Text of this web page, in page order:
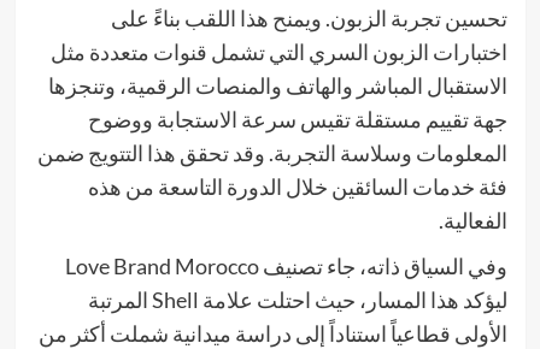
تحسين تجربة الزبون. ويمنح هذا اللقب بناءً على
اختبارات الزبون السري التي تشمل قنوات متعددة مثل
الاستقبال المباشر والهاتف والمنصات الرقمية، وتنجزها
جهة تقييم مستقلة تقيس سرعة الاستجابة ووضوح
المعلومات وسلاسة التجربة. وقد تحقق هذا التتويج ضمن
فئة خدمات السائقين خلال الدورة التاسعة من هذه
الفعالية.
وفي السياق ذاته، جاء تصنيف Love Brand Morocco
ليؤكد هذا المسار، حيث احتلت علامة Shell المرتبة
الأولى قطاعياً استناداً إلى دراسة ميدانية شملت أكثر من